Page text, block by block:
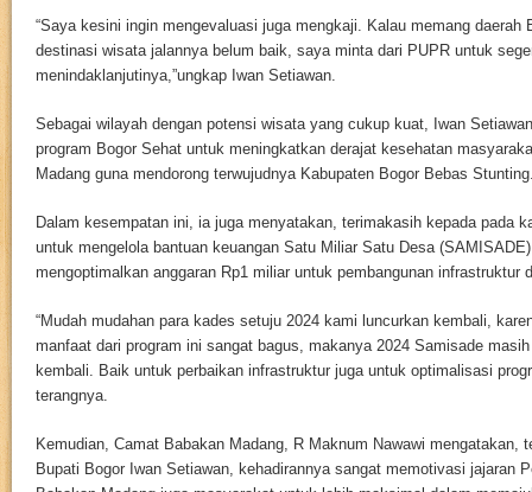
“Saya kesini ingin mengevaluasi juga mengkaji. Kalau memang daerah
destinasi wisata jalannya belum baik, saya minta dari PUPR untuk
menindaklanjutinya,”ungkap Iwan Setiawan.
Sebagai wilayah dengan potensi wisata yang cukup kuat, Iwan
program Bogor Sehat untuk meningkatkan derajat kesehatan
Madang guna mendorong terwujudnya Kabupaten Bogor Bebas
Dalam kesempatan ini, ia juga menyatakan, terimakasih kepada pada
untuk mengelola bantuan keuangan Satu Miliar Satu Desa
mengoptimalkan anggaran Rp1 miliar untuk pembangunan infrastruktur
“Mudah mudahan para kades setuju 2024 kami luncurkan kembali,
manfaat dari program ini sangat bagus, makanya 2024 Samisade
kembali. Baik untuk perbaikan infrastruktur juga untuk optimalisasi
terangnya.
Kemudian, Camat Babakan Madang, R Maknum Nawawi mengatakan,
Bupati Bogor Iwan Setiawan, kehadirannya sangat memotivasi jajaran